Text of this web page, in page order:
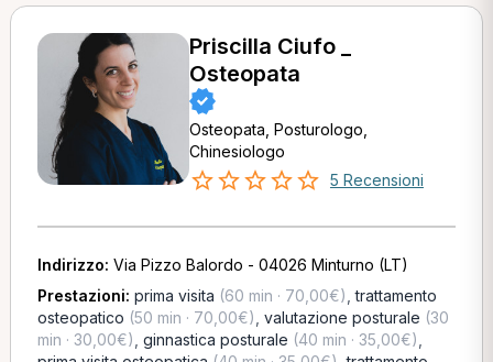
Priscilla Ciufo _
Osteopata
Osteopata, Posturologo,
Chinesiologo
5 Recensioni
Indirizzo: Via Pizzo Balordo - 04026 Minturno (LT)
Prestazioni: prima visita (60 min · 70,00€) ,trattamento
osteopatico (50 min · 70,00€) valutazione posturale (30
min · 30,00€) ginnastica posturale (40 min · 35,00€)